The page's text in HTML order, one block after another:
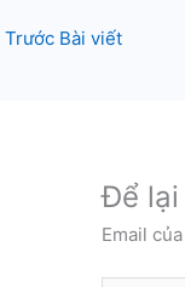
Trước Bài viết
Để lại
Email